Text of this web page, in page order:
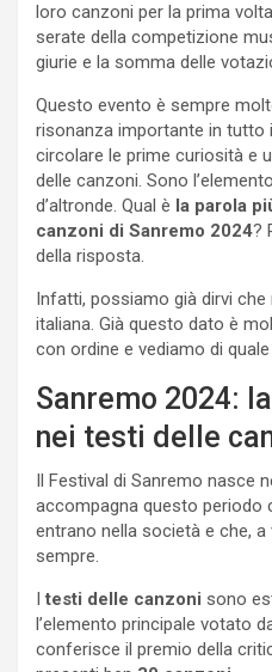
loro canzoni per la prima
serate della competizione
giurie e la somma delle
Questo evento è sempre
risonanza importante in tutto
circolare le prime curiosità e
delle canzoni. Sono
d’altronde. Qual è la parola
canzoni di Sanremo 2024?
della risposta.
Infatti, possiamo già dirvi
italiana. Già questo dato è
con ordine e vediamo di
Sanremo 2024:
nei testi delle
Il Festival di Sanremo nasce
accompagna questo periodo
entrano nella società e che,
sempre.
testi delle canzoni sono
l’elemento principale votato
conferisce il premio della